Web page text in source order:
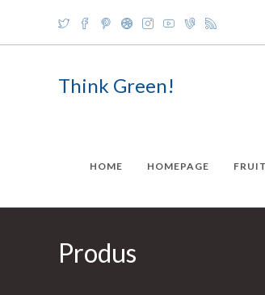
content
Think Green!
HOME HOMEPAGE
Produs